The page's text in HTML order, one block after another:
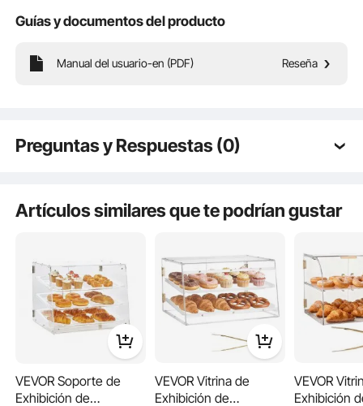
Guías y documentos del producto
Manual del usuario-en (PDF) Reseña
Preguntas y Respuestas (0)
¿Es duradero el producto? ...
Haz la primera pregunta
Artículos similares que te podrían gustar
VEVOR Soporte de
Exhibición de
VEVOR Vitrina de
Exhibición de
VEVOR
Exhibición